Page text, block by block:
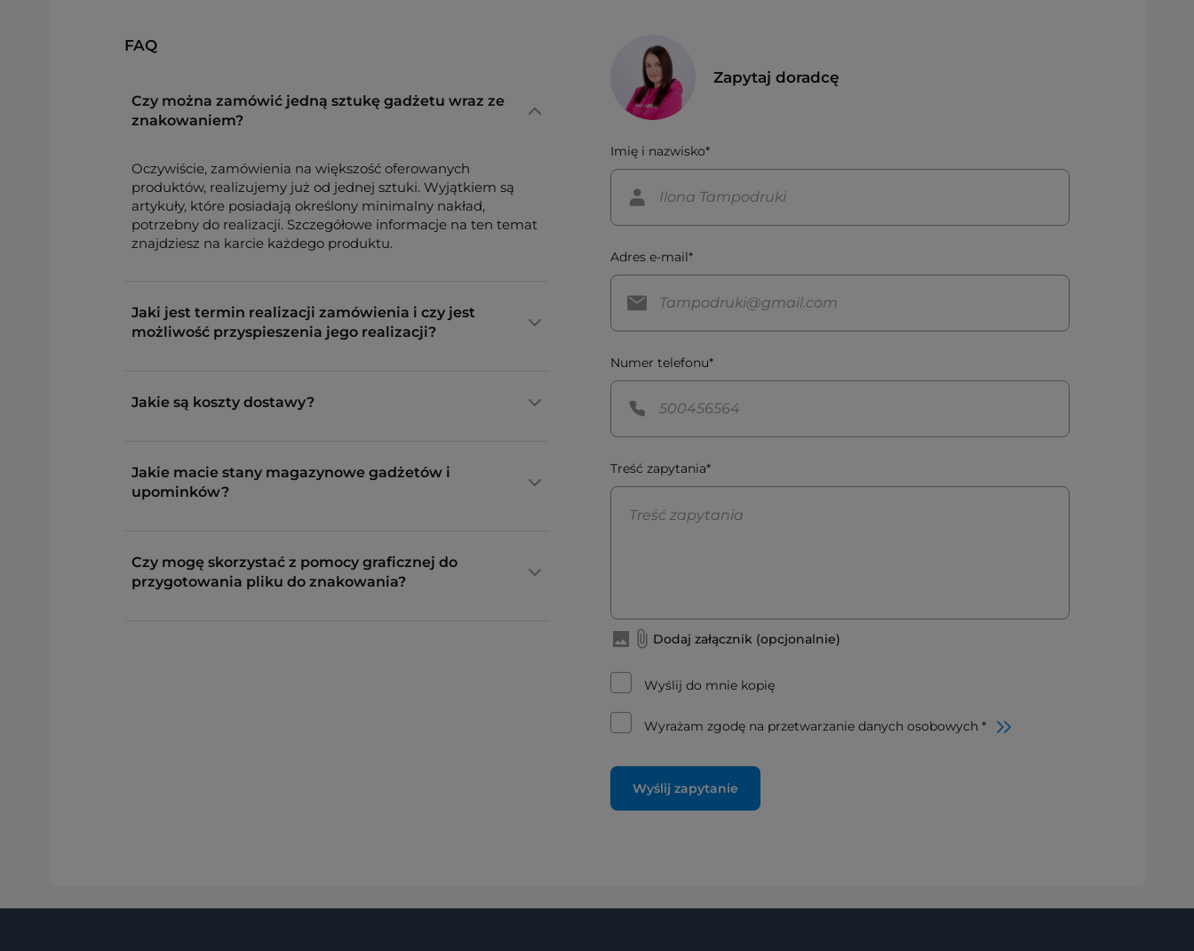
FAQ
Czy można zamówić jedną sztukę gadżetu wraz ze
znakowaniem?
Oczywiście, zamówienia na większość oferowanych
produktów, realizujemy już od jednej sztuki. Wyjątkiem są
artykuły, które posiadają określony minimalny nakład,
potrzebny do realizacji. Szczegółowe informacje na ten temat
znajdziesz na karcie każdego produktu.
Jaki jest termin realizacji zamówienia i czy jest
możliwość przyspieszenia jego realizacji?
Jakie są koszty dostawy?
Jakie macie stany magazynowe gadżetów i
upominków?
Czy mogę skorzystać z pomocy graficznej do
przygotowania pliku do znakowania?
Zapytaj doradcę
Imię i nazwisko*
Adres e-mail*
Numer telefonu*
Treść zapytania*
Dodaj załącznik (opcjonalnie)
Wyślij do mnie kopię
Wyrażam zgodę na przetwarzanie danych osobowych *
Wyślij zapytanie